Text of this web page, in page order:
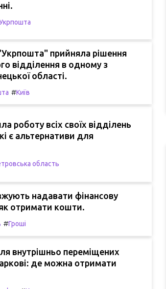
прийняла рішення
відділення в одному з
області.
#Київ
роботу всіх своїх відділень
є альтернативи для
область
надавати фінансову
отримати кошти.
#Гроші
внутрішньо переміщених
де можна отримати